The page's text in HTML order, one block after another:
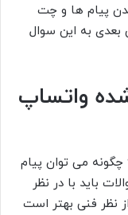
پیام ها و چت
به این سوال
واتساپ
چگونه می توان پیام
باید با در نظر
نظر فنی بهتر است